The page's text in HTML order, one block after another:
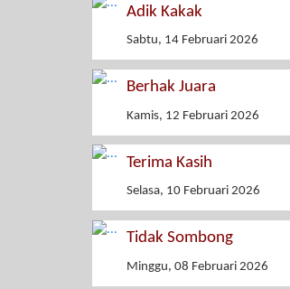
Adik Kakak
Sabtu, 14 Februari 2026
Berhak Juara
Kamis, 12 Februari 2026
Terima Kasih
Selasa, 10 Februari 2026
Tidak Sombong
Minggu, 08 Februari 2026